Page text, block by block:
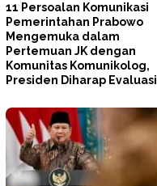
11 Persoalan Komunikasi
Pemerintahan Prabowo
Mengemuka dalam
Pertemuan JK dengan
Komunitas Komunikolog,
Presiden Diharap Evaluasi